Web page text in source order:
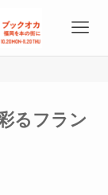
るフラン